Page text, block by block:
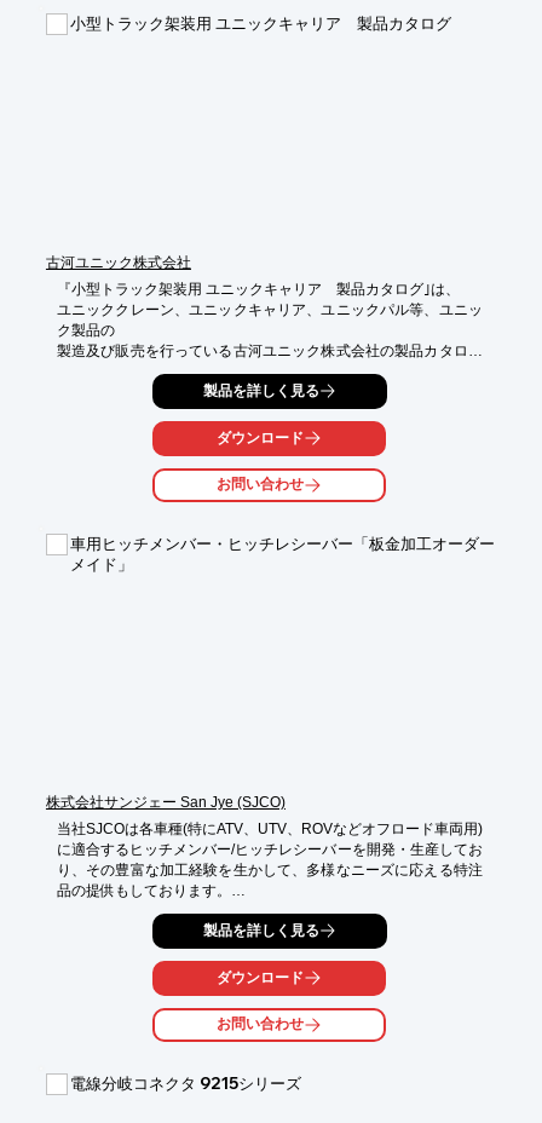
小型トラック架装用 ユニックキャリア 製品カタログ
古河ユニック株式会社
『小型トラック架装用 ユニックキャリア　製品カタログ｣は、
ユニッククレーン、ユニックキャリア、ユニックパル等、ユニッ
ク製品の
製造及び販売を行っている古河ユニック株式会社の製品カタログ
4段階のスピード調整ができる6chラジコンを標準装備した
車載専用型ネオアルファプラス「UC-01NEXRS」をはじめ、
車両積載の作業効率を高める成熟したメカニズムと進化した機能
車載専用型ネオファイブ「UC-35NERS」や機械運搬のために誕
「UC-28AS/BS/FS」などを掲載しています。
【掲載内容】
製品を詳しく見る
ダウンロード
お問い合わせ
車用ヒッチメンバー・ヒッチレシーバー「板金加工オーダー
メイド」
株式会社サンジェー San Jye (SJCO)
当社SJCOは各車種(特にATV、UTV、ROVなどオフロード車両用)
に適合するヒッチメンバー/ヒッチレシーバーを開発・生産してお
り、その豊富な加工経験を生かして、多様なニーズに応える特注
品の提供もしております。
★安全安心の品質管理★
お客様に安全な製品をご提供するために、量産品の場合は初品検
査→抜取検査→最終検査に厳密な品質管理を実施し、不良撲滅す
ることを目指してい参ります！
サンプルのISIRレポートを提供することが可能です。
○ 錆防止処理は ISO 12944認証に準拠
製品を詳しく見る
ダウンロード
お問い合わせ
電線分岐コネクタ 9215シリーズ